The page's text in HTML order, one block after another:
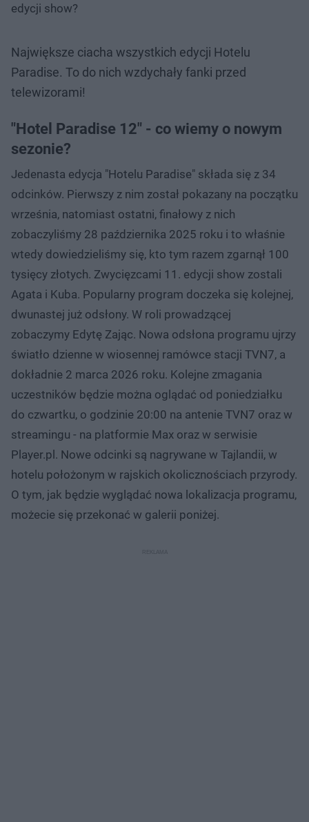
edycji show?
Największe ciacha wszystkich edycji Hotelu
Paradise. To do nich wzdychały fanki przed
telewizorami!
"Hotel Paradise 12" - co wiemy o nowym
sezonie?
Jedenasta edycja "Hotelu Paradise" składa się z 34
odcinków. Pierwszy z nim został pokazany na początku
września, natomiast ostatni, finałowy z nich
zobaczyliśmy 28 października 2025 roku i to właśnie
wtedy dowiedzieliśmy się, kto tym razem zgarnął 100
tysięcy złotych. Zwycięzcami 11. edycji show zostali
Agata i Kuba. Popularny program doczeka się kolejnej,
dwunastej już odsłony. W roli prowadzącej
zobaczymy Edytę Zając. Nowa odsłona programu ujrzy
światło dzienne w wiosennej ramówce stacji TVN7, a
dokładnie 2 marca 2026 roku. Kolejne zmagania
uczestników będzie można oglądać od poniedziałku
do czwartku, o godzinie 20:00 na antenie TVN7 oraz w
streamingu - na platformie Max oraz w serwisie
Player.pl. Nowe odcinki są nagrywane w Tajlandii, w
hotelu położonym w rajskich okolicznościach przyrody.
O tym, jak będzie wyglądać nowa lokalizacja programu,
możecie się przekonać w galerii poniżej.